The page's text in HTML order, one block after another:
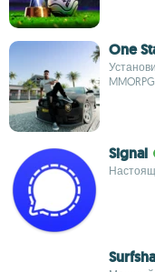
One
MMORPG
Signal